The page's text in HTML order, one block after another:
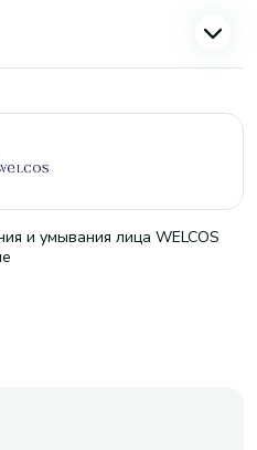
и умывания лица WELCOS